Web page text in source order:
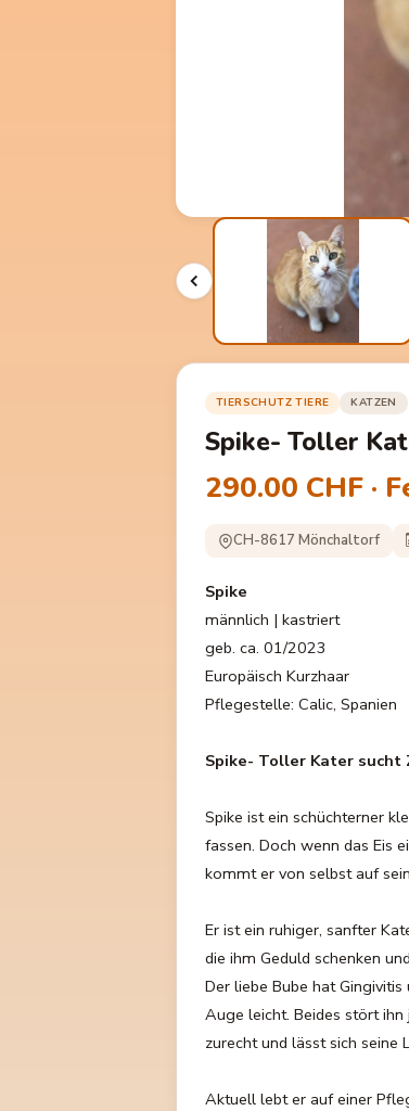
TIERSCHUTZ TIERE KATZEN
Spike- Toller
290.00 CHF ·
CH-8617 Mönchaltorf
Spike
männlich | kastriert
geb. ca. 01/2023
Europäisch Kurzhaar
Pflegestelle: Calic, Spanien
Spike- Toller Kater sucht
Spike ist ein schüchterner
fassen. Doch wenn das Eis
kommt er von selbst auf
Er ist ein ruhiger, sanfter
die ihm Geduld schenken
Der liebe Bube hat
Auge leicht. Beides stört
zurecht und lässt sich seine
Aktuell lebt er auf einer